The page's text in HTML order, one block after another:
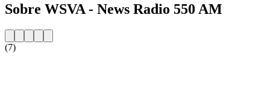
Sobre WSVA - News Radio 550 AM
(7)